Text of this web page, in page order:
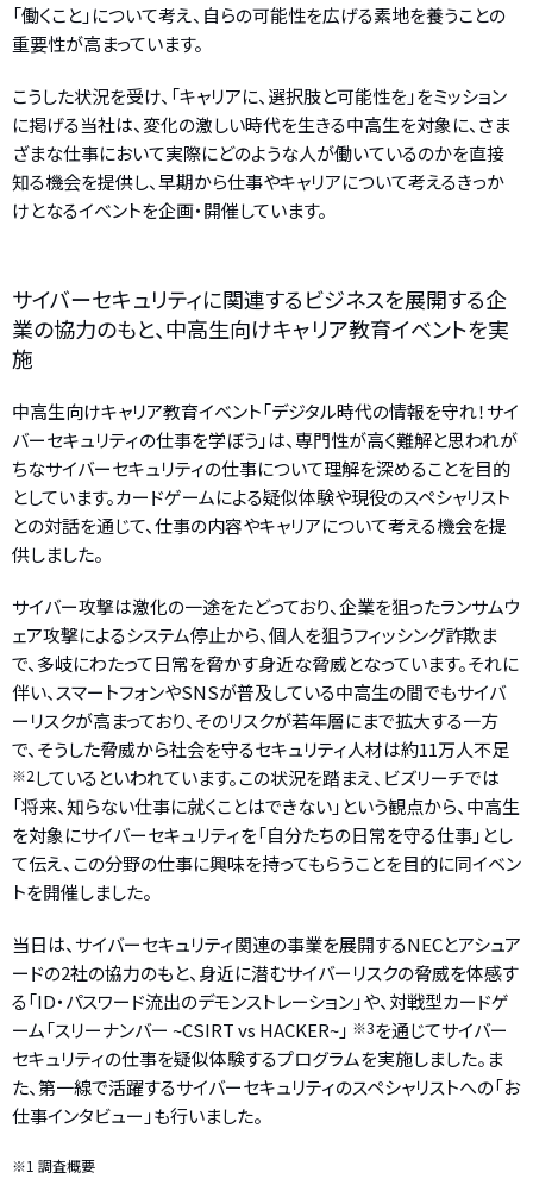
「働くこと」について考え、自らの可能性を広げる素地を養うことの
重要性が高まっています。
こうした状況を受け、「キャリアに、選択肢と可能性を」をミッション
に掲げる当社は、変化の激しい時代を生きる中高生を対象に、さま
ざまな仕事において実際にどのような人が働いているのかを直接
知る機会を提供し、早期から仕事やキャリアについて考えるきっか
けとなるイベントを企画・開催しています。
サイバーセキュリティに関連するビジネスを展開する企
業の協力のもと、中高生向けキャリア教育イベントを実
施
中高生向けキャリア教育イベント「デジタル時代の情報を守れ！サイ
バーセキュリティの仕事を学ぼう」は、専門性が高く難解と思われが
ちなサイバーセキュリティの仕事について理解を深めることを目的
としています。カードゲームによる疑似体験や現役のスペシャリスト
との対話を通じて、仕事の内容やキャリアについて考える機会を提
供しました。
サイバー攻撃は激化の一途をたどっており、企業を狙ったランサムウ
ェア攻撃によるシステム停止から、個人を狙うフィッシング詐欺ま
で、多岐にわたって日常を脅かす身近な脅威となっています。それに
伴い、スマートフォンやSNSが普及している中高生の間でもサイバ
ーリスクが高まっており、そのリスクが若年層にまで拡大する一方
で、そうした脅威から社会を守るセキュリティ人材は約11万人不足
※2しているといわれています。この状況を踏まえ、ビズリーチでは
「将来、知らない仕事に就くことはできない」という観点から、中高生
を対象にサイバーセキュリティを「自分たちの日常を守る仕事」とし
て伝え、この分野の仕事に興味を持ってもらうことを目的に同イベン
トを開催しました。
当日は、サイバーセキュリティ関連の事業を展開するNECとアシュア
ードの2社の協力のもと、身近に潜むサイバーリスクの脅威を体感す
る「ID・パスワード流出のデモンストレーション」や、対戦型カードゲ
ーム「スリーナンバー ~CSIRT vs HACKER~」 ※3を通じてサイバー
セキュリティの仕事を疑似体験するプログラムを実施しました。ま
た、第一線で活躍するサイバーセキュリティのスペシャリストへの「お
仕事インタビュー」も行いました。
※1 調査概要